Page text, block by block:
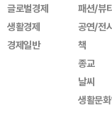
글로벌경제
생활경제
경제일반
패션/뷰
공연/전
책
종교
날씨
생활문